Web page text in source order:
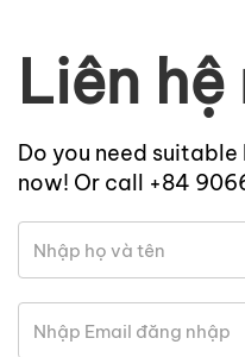
Liên
Do you need
now! Or call +84